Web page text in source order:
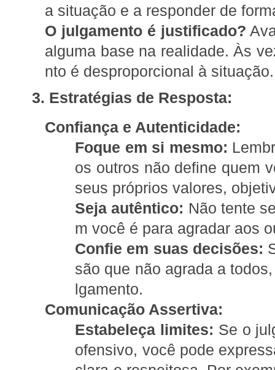
a situação e a responder de
O julgamento é justificado?
alguma base na realidade. Às
nto é desproporcional à situação.
3. Estratégias de Resposta:
Confiança e Autenticidade:
Foque em si mesmo:
os outros não define quem
seus próprios valores,
Seja autêntico: Não tente
m você é para agradar aos
Confie em suas decisões:
são que não agrada a
lgamento.
Comunicação Assertiva:
Estabeleça limites: Se o
ofensivo, você pode